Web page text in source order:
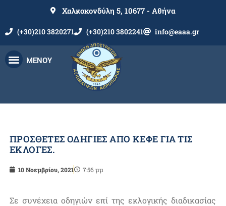
Χαλκοκονδύλη 5, 10677 - Αθήνα
(+30)210 3820271 (+30)210 3802241 info@eaaa.gr
ΜΕΝΟΥ
ΠΡΟΣΘΕΤΕΣ ΟΔΗΓΙΕΣ ΑΠΟ ΚΕΦΕ ΓΙΑ ΤΙΣ
ΕΚΛΟΓΕΣ.
10 Νοεμβρίου, 2021 7:56 μμ
Σε συνέχεια οδηγιών επί της εκλογικής διαδικασίας